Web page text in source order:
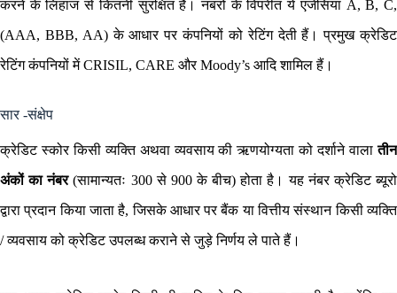
करने के लिहाज से कितनी सुरक्षित है। नंबरों के विपरीत ये एजेंसियां A, B, C,
(AAA, BBB, AA) के आधार पर कंपनियों को रेटिंग देती हैं। प्रमुख क्रेडिट
रेटिंग कंपनियों में CRISIL, CARE और Moody’s आदि शामिल हैं।
सार -संक्षेप
क्रेडिट स्कोर किसी व्यक्ति अथवा व्यवसाय की ऋणयोग्यता को दर्शाने वालातीन
अंकों का नंबर(सामान्यतः 300 से 900 के बीच) होता है। यह नंबर क्रेडिट ब्यूरो
द्वारा प्रदान किया जाता है, जिसके आधार पर बैंक या वित्तीय संस्थान किसी व्यक्ति
/ व्यवसाय को क्रेडिट उपलब्ध कराने से जुड़े निर्णय ले पाते हैं।